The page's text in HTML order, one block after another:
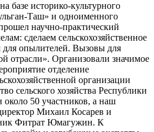
базе историко-культурного
Таш» и одноименного
научно-практический
сделаем сельскохозяйственное
для опылителей. Вызовы для
отрасли». Организовали значимое
отделение
организации
хозяйства Республики
50 участников, а наш
Михаил Косарев и
Фитрат Юмагужин. К